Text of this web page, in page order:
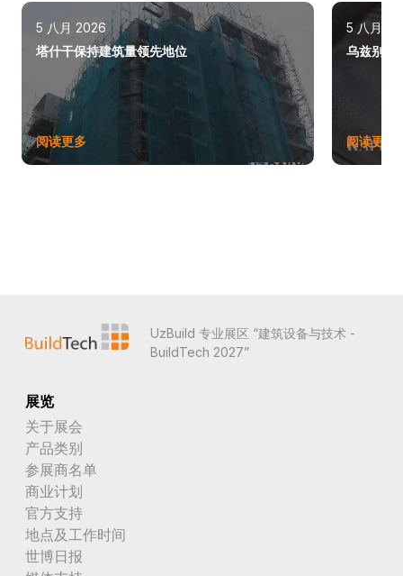
5 八月 2026
塔什干保持建筑量领先地位
阅读更多
5 八月
乌兹别克
阅读更多
UzBuild 专业展区 “建筑设备与技术 -
BuildTech 2027”
展览
关于展会
产品类别
参展商名单
商业计划
官方支持
地点及工作时间
世博日报